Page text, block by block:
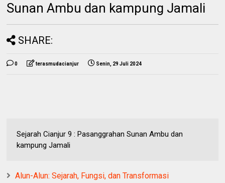
Sunan Ambu dan kampung Jamali
SHARE:
0 terasmudacianjur Senin, 29 Juli 2024
Sejarah Cianjur 9 : Pasanggrahan Sunan Ambu dan
kampung Jamali
Alun-Alun: Sejarah, Fungsi, dan Transformasi